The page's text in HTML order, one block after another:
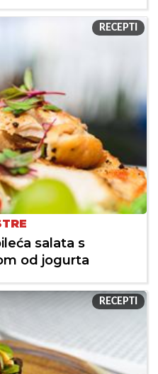
RECEPTI
salata s
od jogurta
RECEPTI